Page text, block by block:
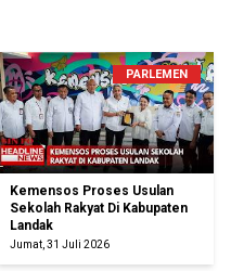
PARLEMEN
Kemensos Proses Usulan
Sekolah Rakyat Di Kabupaten
Landak
Jumat, 31 Juli 2026